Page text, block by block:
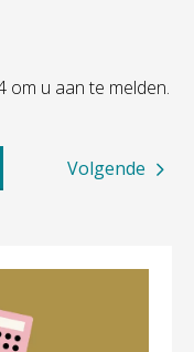
om u aan te melden.
Volgende